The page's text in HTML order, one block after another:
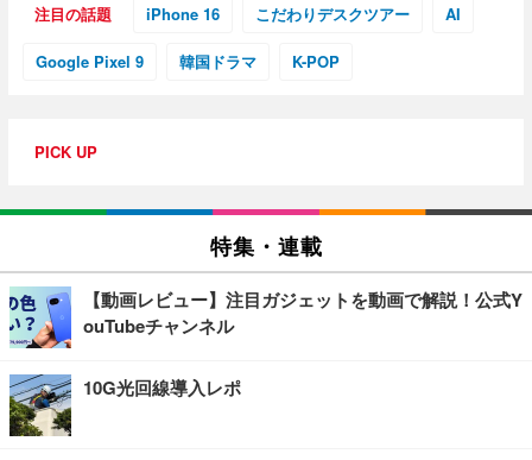
注目の話題 iPhone 16 こだわりデスクツアー AI
Google Pixel 9 韓国ドラマ K-POP
PICK UP
特集・連載
【動画レビュー】注目ガジェットを動画で解説！公式Y
ouTubeチャンネル
10G光回線導入レポ